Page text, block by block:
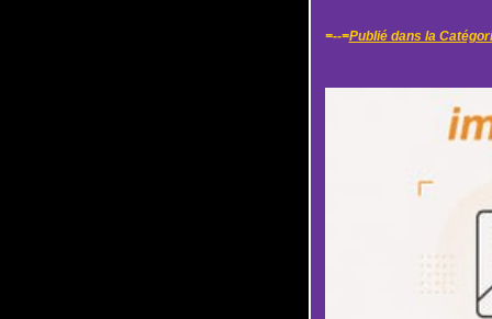
=--=Publié dans la